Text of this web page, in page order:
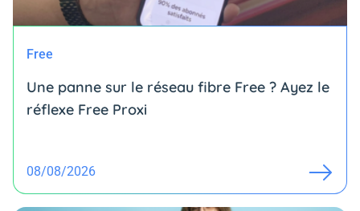
Free
Une panne sur le réseau fibre Free ? Ayez le
réflexe Free Proxi
08/08/2026